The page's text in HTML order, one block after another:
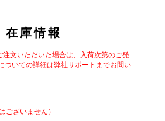
在庫情報
文いただいた場合は、入荷次第のご発
ついての詳細は弊社サポートまでお問い
ございません）